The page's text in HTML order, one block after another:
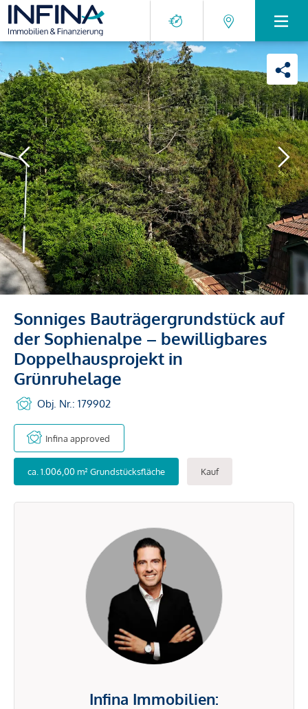
Sonniges Bauträgergrundstück auf
der Sophienalpe – bewilligbares
Doppelhausprojekt in
Grünruhelage
Obj. Nr.: 179902
Infina approved
ca. 1.006,00 m² Grundstücksfläche Kauf
Infina Immobilien: